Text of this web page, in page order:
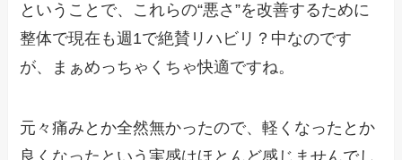
ということで、これらの“悪さ”を改善するために
整体で現在も週1で絶賛リハビリ？中なのです
が、まぁめっちゃくちゃ快適ですね。
元々痛みとか全然無かったので、軽くなったとか